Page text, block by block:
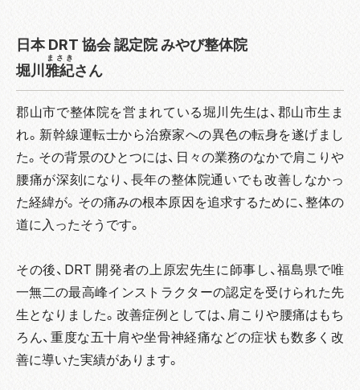
日本 DRT 協会 認定院 みやび整体院
堀川 雅紀
まさき
さん
郡山市で整体院を営まれている堀川先生は、郡山市生ま
れ。新幹線運転士から治療家への異色の転身を遂げまし
た。その背景のひとつには、日々の業務のなかで肩こりや
腰痛が深刻になり、長年の整体院通いでも改善しなかっ
た経緯が。その痛みの根本原因を追求するために、整体の
道に入ったそうです。
その後、DRT 開発者の上原宏先生に師事し、福島県で唯
一無二の最高峰インストラクターの認定を受けられた先
生となりました。改善症例としては、肩こりや腰痛はもち
ろん、重度な五十肩や坐骨神経痛などの症状も数多く改
善に導いた実績があります。